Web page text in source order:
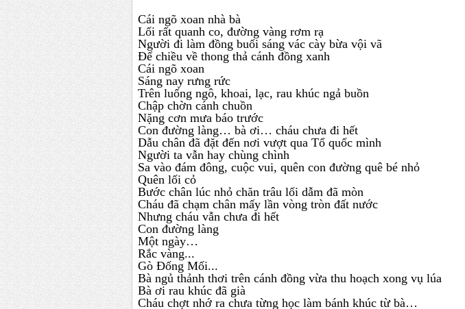
Cái ngõ xoan nhà bà
Lối rất quanh co, đường vàng rơm rạ
Người đi làm đồng buổi sáng vác cày bừa vội vã
Để chiều về thong thả cánh đồng xanh
Cái ngõ xoan
Sáng nay rưng rức
Trên luống ngô, khoai, lạc, rau khúc ngả buồn
Chập chờn cánh chuồn
Nặng cơn mưa báo trước
Con đường làng… bà ơi… cháu chưa đi hết
Dẫu chân đã đặt đến nơi vượt qua Tổ quốc mình
Người ta vẫn hay chùng chình
Sa vào đám đông, cuộc vui, quên con đường quê bé nhỏ
Quên lối cỏ
Bước chân lúc nhỏ chăn trâu lối dẫm đã mòn
Cháu đã chạm chân mấy lần vòng tròn đất nước
Nhưng cháu vẫn chưa đi hết
Con đường làng
Một ngày…
Rắc vàng...
Gò Đống Mối...
Bà ngủ thảnh thơi trên cánh đồng vừa thu hoạch xong vụ lúa
Bà ơi rau khúc đã già
Cháu chợt nhớ ra chưa từng học làm bánh khúc từ bà…